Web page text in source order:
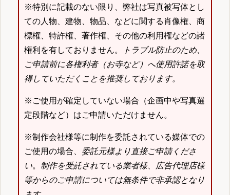
※特別に記載のない限り、弊社は写真被写体とし
ての人物、建物、物品、などに関する肖像権、商
標権、特許権、著作権、その他の利用権などの諸
権利を有しておりません。
トラブル防止のため、
ご申請前に各権利者（お寺など）へ使用許諾を取
得していただくことを推奨しております。
※ご使用が確定していない場合（企画中や写真選
定段階など）はご申請いただけません。
※制作会社様等に制作を委託されている媒体での
ご使用の場合、 委託元様より直接ご申請くださ
い。 制作を受託されている業者様、広告代理店様
等からのご申請については無条件で非承認となり